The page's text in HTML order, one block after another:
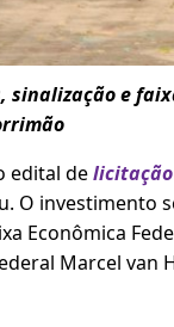
e
edital delicitação
O investimento
Econômica
Marcel van